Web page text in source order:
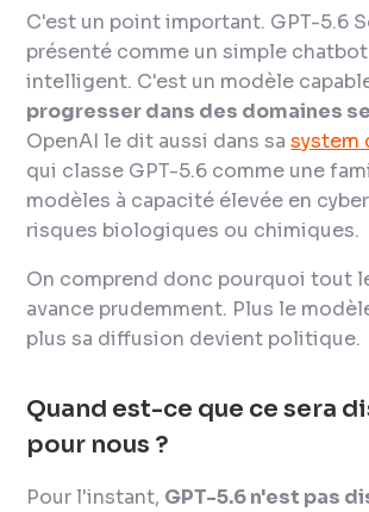
C'est un point important. GPT-5.6
présenté comme un simple
intelligent. C'est un modèle
progresser dans des domaines
OpenAI le dit aussi dans sasystem
qui classe GPT-5.6 comme une
modèles à capacité élevée en
risques biologiques ou chimiques.
On comprend donc pourquoi tout
avance prudemment. Plus le
plus sa diffusion devient politique.
Quand est-ce que ce sera
pour nous ?
Pour l'instant, GPT-5.6 n'est pas